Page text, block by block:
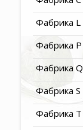
Фабрика L
Фабрика P
Фабрика Q
Фабрика S
Фабрика T